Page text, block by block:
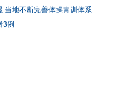
当地不断完善体操青训体系
3例